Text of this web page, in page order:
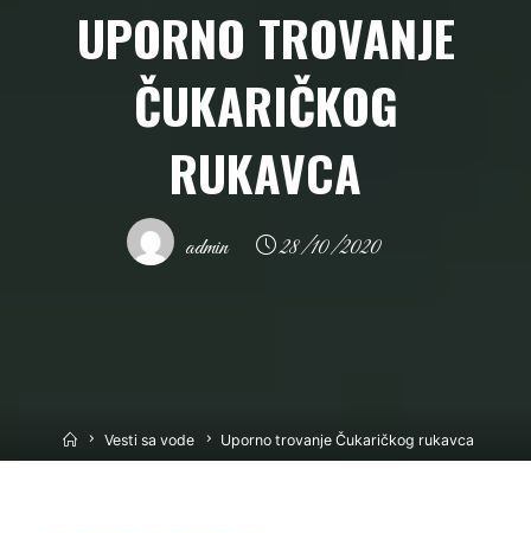
UPORNO TROVANJE
ČUKARIČKOG
RUKAVCA
admin 28/10/2020
HomeVesti sa vode Uporno trovanje Čukaričkog rukavca